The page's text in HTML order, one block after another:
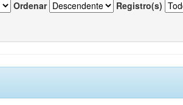
Ordenar Registro(s)